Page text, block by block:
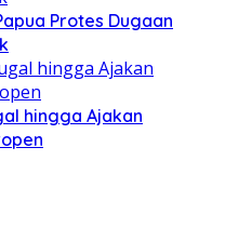
Protes Dugaan
hingga Ajakan